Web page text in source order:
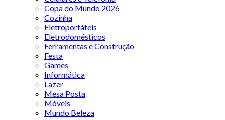
Copa do Mundo 2026
Cozinha
Eletroportáteis
Eletrodomésticos
Ferramentas e Construção
Festa
Games
Informática
Lazer
Mesa Posta
Móveis
Mundo Beleza